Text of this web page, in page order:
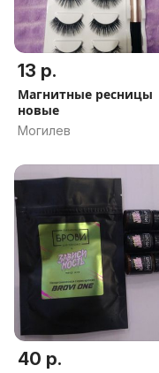
13 р.
Магнитные ресницы
новые
Могилев
40 р.